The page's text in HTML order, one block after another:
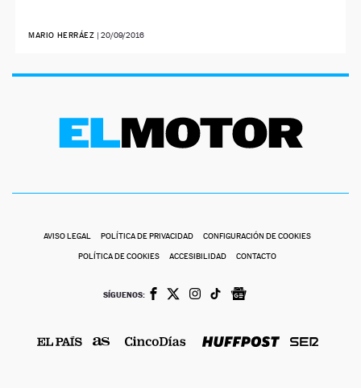
MARIO HERRÁEZ | 20/09/2016
AVISO LEGAL POLÍTICA DE PRIVACIDAD CONFIGURACIÓN DE COOKIES
POLÍTICA DE COOKIES ACCESIBILIDAD CONTACTO
SÍGUENOS: